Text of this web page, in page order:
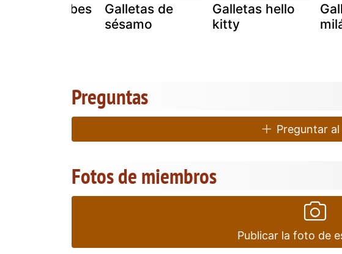
árabes
Galletas de
sésamo
Galletas hello
kitty
Preguntas
Preguntar
Fotos de miembros
Publicar la foto de